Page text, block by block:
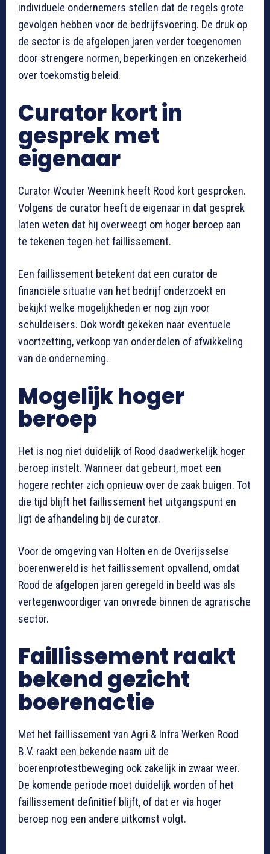
individuele ondernemers stellen dat de regels grote
gevolgen hebben voor de bedrijfsvoering. De druk op
de sector is de afgelopen jaren verder toegenomen
door strengere normen, beperkingen en onzekerheid
over toekomstig beleid.
Curator kort in
gesprek met
eigenaar
Curator Wouter Weenink heeft Rood kort gesproken.
Volgens de curator heeft de eigenaar in dat gesprek
laten weten dat hij overweegt om hoger beroep aan
te tekenen tegen het faillissement.
Een faillissement betekent dat een curator de
financiële situatie van het bedrijf onderzoekt en
bekijkt welke mogelijkheden er nog zijn voor
schuldeisers. Ook wordt gekeken naar eventuele
voortzetting, verkoop van onderdelen of afwikkeling
van de onderneming.
Mogelijk hoger
beroep
Het is nog niet duidelijk of Rood daadwerkelijk hoger
beroep instelt. Wanneer dat gebeurt, moet een
hogere rechter zich opnieuw over de zaak buigen. Tot
die tijd blijft het faillissement het uitgangspunt en
ligt de afhandeling bij de curator.
Voor de omgeving van Holten en de Overijsselse
boerenwereld is het faillissement opvallend, omdat
Rood de afgelopen jaren geregeld in beeld was als
vertegenwoordiger van onvrede binnen de agrarische
sector.
Faillissement raakt
bekend gezicht
boerenactie
Met het faillissement van Agri & Infra Werken Rood
B.V. raakt een bekende naam uit de
boerenprotestbeweging ook zakelijk in zwaar weer.
De komende periode moet duidelijk worden of het
faillissement definitief blijft, of dat er via hoger
beroep nog een andere uitkomst volgt.